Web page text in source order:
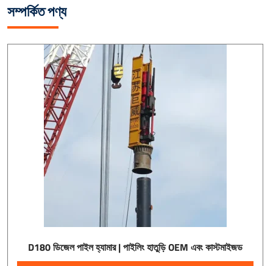
সম্পর্কিত পণ্য
D180 ডিজেল পাইল হ্যামার | পাইলিং হাতুড়ি OEM এবং কাস্টমাইজড